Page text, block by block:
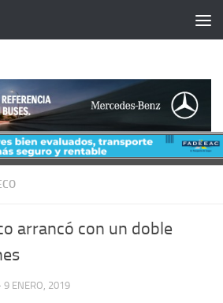
arrancó con un doble
· 9 ENERO, 2019